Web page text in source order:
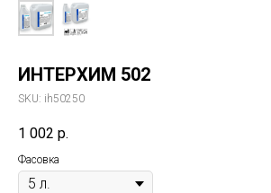
ИНТЕРХИМ 502
SKU: ih50250
1 002 р.
Фасовка